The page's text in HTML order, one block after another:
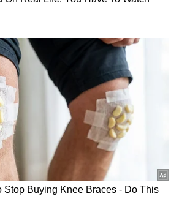
ಎಂದ ವ್ಯಕ್ತಿ!
ಅಮಲಿನಲ್ಲಿದ್ದ ವ್ಯಕ್ತಿ ನೆಲದಲ್ಲಿ
ಎಂದು ಹೇಳಿ ನೇರವಾಗಿ ವಿದ್ಯುತ್
11 ಸಾವಿರ ವೋಲ್ಟ್ ವಿದ್ಯುತ್
ವಿಶ್ರಾಂತಿ ಪಡೆದಿದ್ದಾನೆ